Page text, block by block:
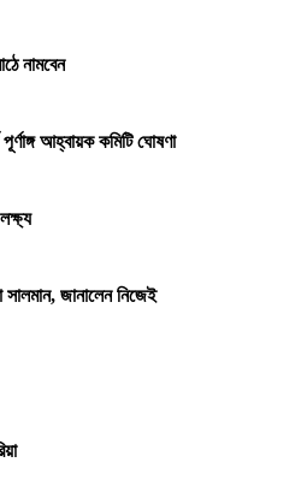
নামবেন
আহ্বায়ক কমিটি ঘোষণা
জানালেন নিজেই